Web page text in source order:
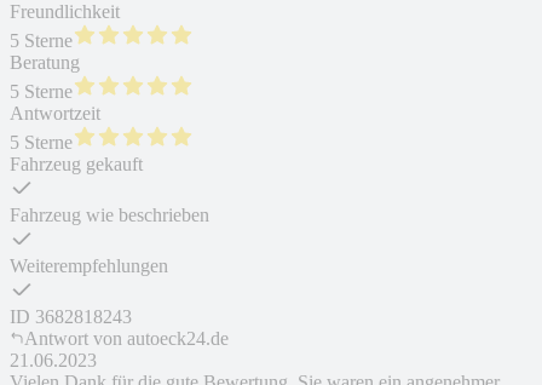
Freundlichkeit
5 Sterne
Beratung
5 Sterne
Antwortzeit
5 Sterne
Fahrzeug gekauft
Fahrzeug wie beschrieben
Weiterempfehlungen
ID 3682818243
Antwort von autoeck24.de
21.06.2023